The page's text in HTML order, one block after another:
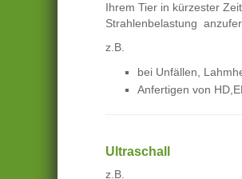
Ihrem Tier in kürzester
Strahlenbelastung
z.B.
bei Unfällen,
Anfertigen von
Ultraschall
z.B.